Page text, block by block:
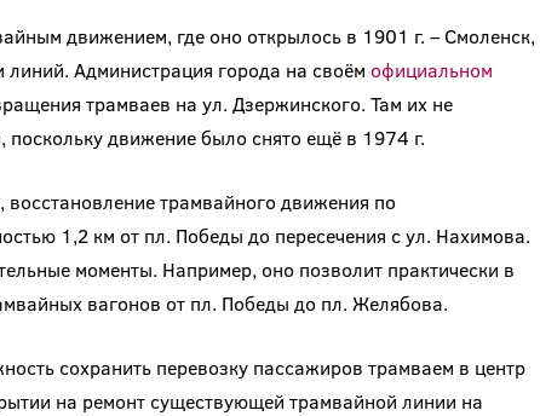
движением, где оно открылось в 1901 г. – Смоленск,
Администрация города на своём официальном
трамваев на ул. Дзержинского. Там их не
движение было снято ещё в 1974 г.
восстановление трамвайного движения по
1,2 км от пл. Победы до пересечения с ул. Нахимова.
моменты. Например, оно позволит практически в
вагонов от пл. Победы до пл. Желябова.
сохранить перевозку пассажиров трамваем в центр
на ремонт существующей трамвайной линии на